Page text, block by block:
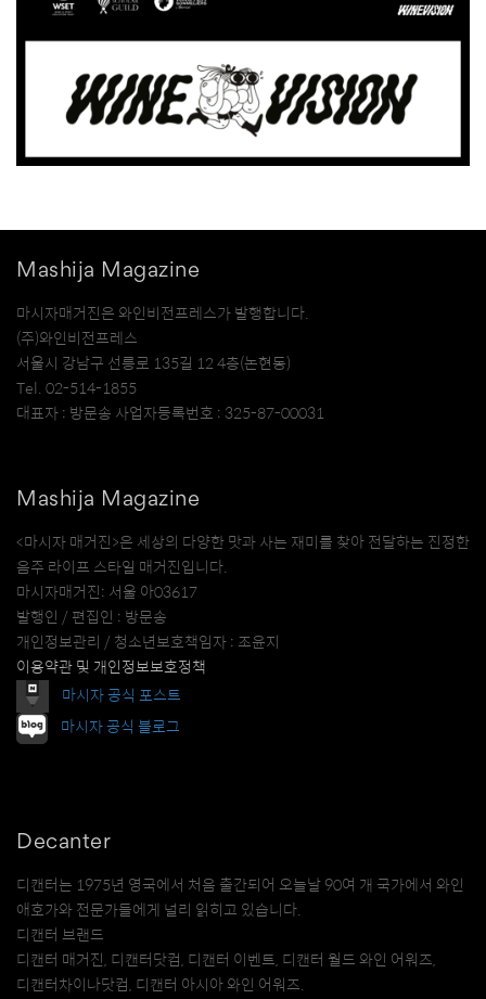
Mashija Magazine
마시자매거진은 와인비전프레스가 발행합니다.
(주)와인비전프레스
서울시 강남구 선릉로 135길 12 4층(논현동)
Tel. 02-514-1855
대표자 : 방문송 사업자등록번호 : 325-87-00031
Mashija Magazine
<마시자 매거진>은 세상의 다양한 맛과 사는 재미를 찾아 전달하는 진정한
음주 라이프 스타일 매거진입니다.
마시자매거진: 서울 아03617
발행인 / 편집인 : 방문송
개인정보관리 / 청소년보호책임자 : 조윤지
이용약관 및 개인정보보호정책
마시자 공식 포스트
마시자 공식 블로그
Decanter
디캔터는 1975년 영국에서 처음 출간되어 오늘날 90여 개 국가에서 와인
애호가와 전문가들에게 널리 읽히고 있습니다.
디캔터 브랜드
디캔터 매거진, 디캔터닷컴, 디캔터 이벤트, 디캔터 월드 와인 어워즈,
디캔터차이나닷컴, 디캔터 아시아 와인 어워즈.